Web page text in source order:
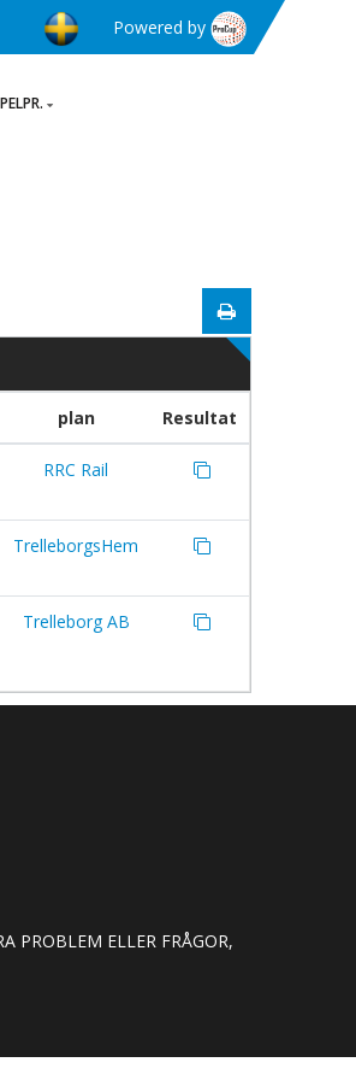
Powered by
plan Resultat
RRC Rail
TrelleborgsHem
Trelleborg AB
PROBLEM ELLER FRÅGOR,